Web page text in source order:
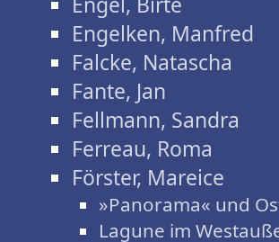
Engelken, Manfred
Falcke, Natascha
Fante, Jan
Fellmann, Sandra
Ferreau, Roma
Förster, Mareice
»Panorama« und
Lagune im